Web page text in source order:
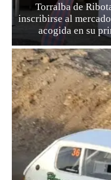
Torralba de
inscribirse al
acogida en su